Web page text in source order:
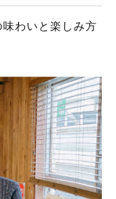
わいと楽しみ方